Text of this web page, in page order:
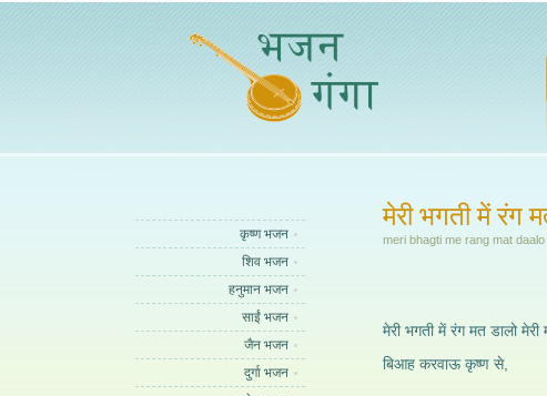
कृष्ण भजन
शिव भजन
हनुमान भजन
साईं भजन
जैन भजन
दुर्गा भजन
मेरी भगती में रंग
meri bhagti me rang mat
मेरी भगती में रंग मत डालो मेरी
बिआह करवाऊ कृष्ण से,